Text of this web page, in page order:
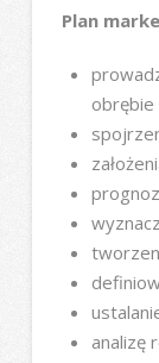
Plan
obrębie
analizę